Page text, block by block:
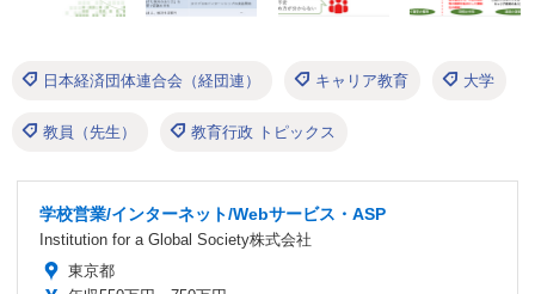
日本経済団体連合会（経団連） キャリア教育 大学
教員（先生） 教育行政 トピックス
学校営業/インターネット/Webサービス・ASP
Institution for a Global Society株式会社
東京都